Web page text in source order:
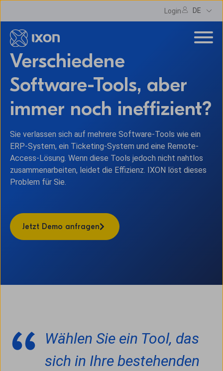
Login DE
Verschiedene
Software-Tools, aber
immer noch ineffizient?
Sie verlassen sich auf mehrere Software-Tools wie ein
ERP-System, ein Ticketing-System und eine Remote-
Access-Lösung. Wenn diese Tools jedoch nicht nahtlos
zusammenarbeiten, leidet die Effizienz. IXON löst dieses
Problem für Sie.
Jetzt Demo anfragen
Wählen Sie ein Tool, das
sich in Ihre bestehenden